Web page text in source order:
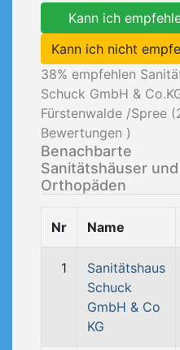
Kann ich
Kann ich nicht
38% empfehlen
Schuck GmbH &
Fürstenwalde /Spree (
Bewertungen )
Benachbarte
Sanitätshäuser und
Orthopäden
Nr Name
1
Sanitätshaus
Schuck
GmbH & Co
KG